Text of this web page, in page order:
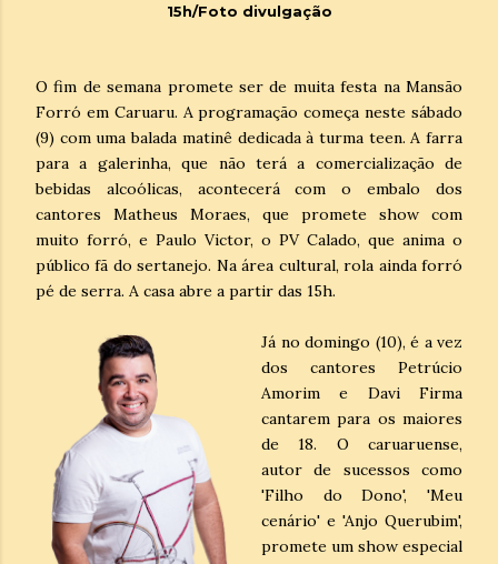
15h/Foto divulgação
O fim de semana promete ser de muita festa na Mansão
Forró em Caruaru. A programação começa neste sábado
(9) com uma balada matinê dedicada à turma teen. A farra
para a galerinha, que não terá a comercialização de
bebidas alcoólicas, acontecerá com o embalo dos
cantores Matheus Moraes, que promete show com
muito forró, e Paulo Victor, o PV Calado, que anima o
público fã do sertanejo. Na área cultural, rola ainda forró
pé de serra. A casa abre a partir das 15h.
Já no domingo (10), é a vez
dos cantores Petrúcio
Amorim e Davi Firma
cantarem para os maiores
de 18. O caruaruense,
autor de sucessos como
'Filho do Dono', 'Meu
cenário' e 'Anjo Querubim',
promete um show especial